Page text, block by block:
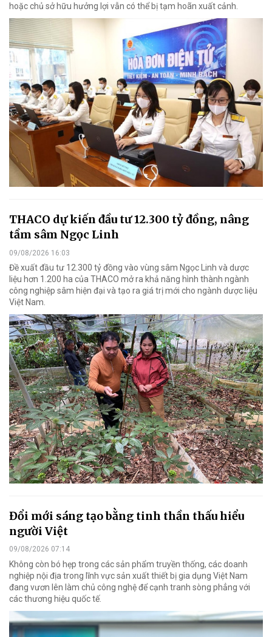
hoặc chủ sở hữu hưởng lợi vẫn có thể bị tạm hoãn xuất cảnh.
THACO dự kiến đầu tư 12.300 tỷ đồng, nâng
tầm sâm Ngọc Linh
09/08/2026 16:03
Đề xuất đầu tư 12.300 tỷ đồng vào vùng sâm Ngọc Linh và dược
liệu hơn 1.200 ha của THACO mở ra khả năng hình thành ngành
công nghiệp sâm hiện đại và tạo ra giá trị mới cho ngành dược liệu
Việt Nam.
Đổi mới sáng tạo bằng tinh thần thấu hiểu
người Việt
09/08/2026 07:14
Không còn bó hẹp trong các sản phẩm truyền thống, các doanh
nghiệp nội địa trong lĩnh vực sản xuất thiết bị gia dụng Việt Nam
đang vươn lên làm chủ công nghệ để cạnh tranh sòng phẳng với
các thương hiệu quốc tế.